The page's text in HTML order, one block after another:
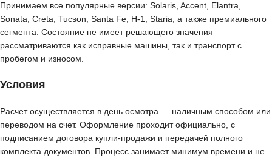
Принимаем все популярные версии: Solaris, Accent, Elantra,
Sonata, Creta, Tucson, Santa Fe, H-1, Staria, а также премиального
сегмента. Состояние не имеет решающего значения —
рассматриваются как исправные машины, так и транспорт с
пробегом и износом.
Условия
Расчет осуществляется в день осмотра — наличным способом или
переводом на счет. Оформление проходит официально, с
подписанием договора купли-продажи и передачей полного
комплекта документов. Процесс занимает минимум времени и не